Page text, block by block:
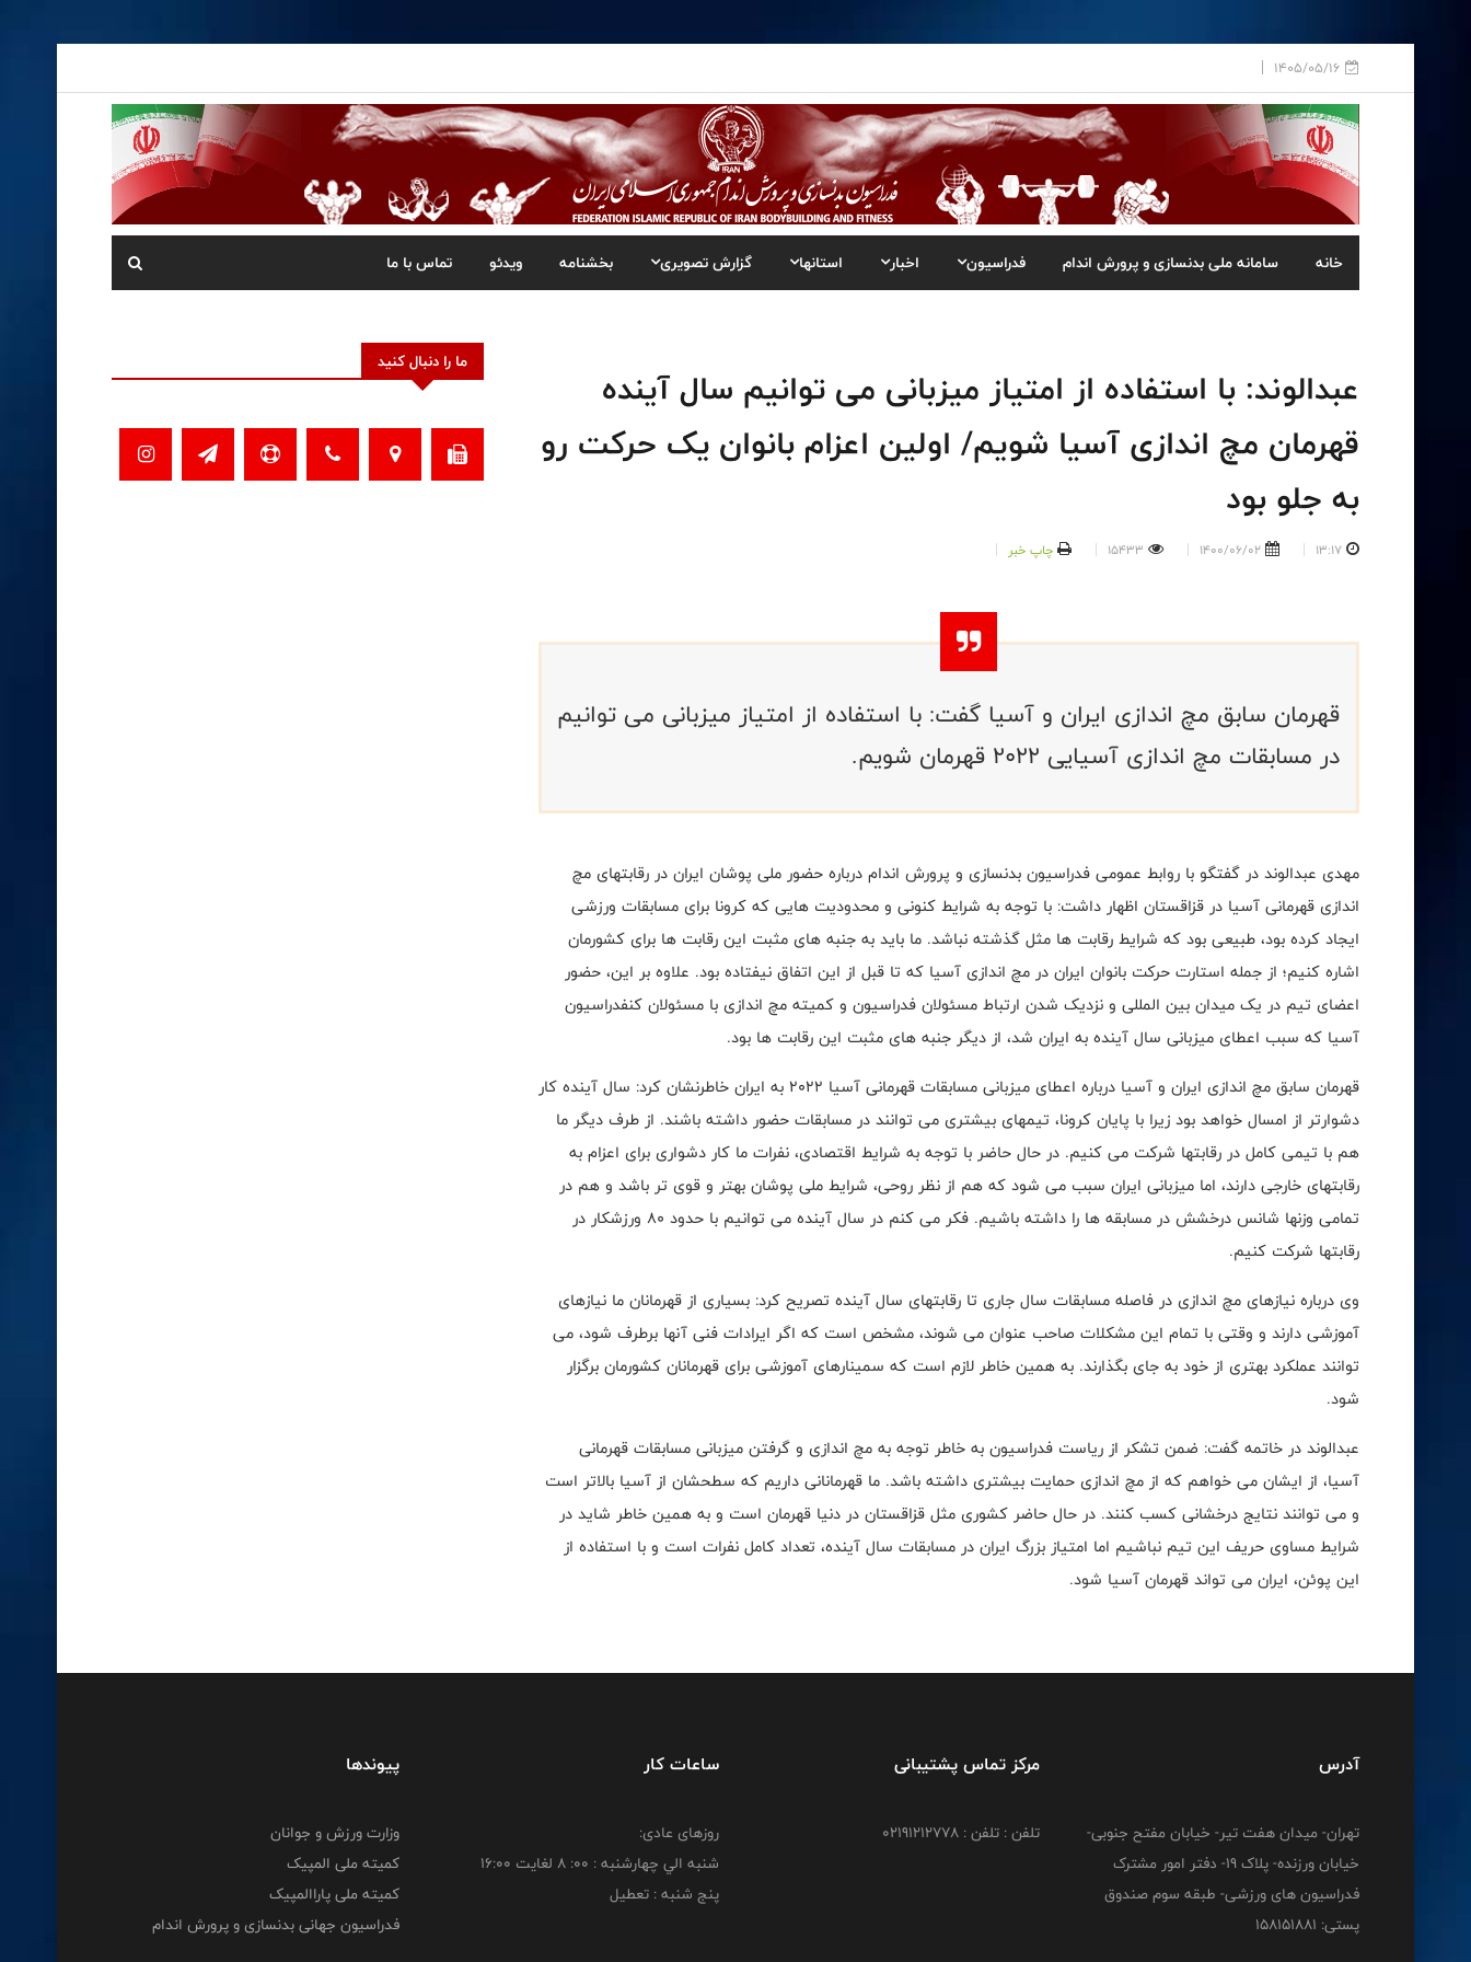
1405/05/16
خانه سامانه ملی بدنسازی و پرورش اندام فدراسیون اخبار استانها گزارش تصویری بخشنامه ویدئو تماس با ما
عبدالوند: با استفاده از امتیاز میزبانی می توانیم سال آینده
قهرمان مچ اندازی آسیا شویم/ اولین اعزام بانوان یک حرکت رو
به جلو بود
13:17
1400/06/02
15433 چاپ خبر
قهرمان سابق مچ اندازی ایران و آسیا گفت: با استفاده از امتیاز میزبانی می توانیم
در مسابقات مچ اندازی آسیایی 2022 قهرمان شویم.
مهدی عبدالوند در گفتگو با روابط عمومی فدراسیون بدنسازی و پرورش اندام درباره حضور ملی پوشان ایران در رقابتهای مچ
اندازی قهرمانی آسیا در قزاقستان اظهار داشت: با توجه به شرایط کنونی و محدودیت هایی که کرونا برای مسابقات ورزشی
ایجاد کرده بود، طبیعی بود که شرایط رقابت ها مثل گذشته نباشد. ما باید به جنبه های مثبت این رقابت ها برای کشورمان
اشاره کنیم؛ از جمله استارت حرکت بانوان ایران در مچ اندازی آسیا که تا قبل از این اتفاق نیفتاده بود. علاوه بر این، حضور
اعضای تیم در یک میدان بین المللی و نزدیک شدن ارتباط مسئولان فدراسیون و کمیته مچ اندازی با مسئولان کنفدراسیون
آسیا که سبب اعطای میزبانی سال آینده به ایران شد، از دیگر جنبه های مثبت این رقابت ها بود.
قهرمان سابق مچ اندازی ایران و آسیا درباره اعطای میزبانی مسابقات قهرمانی آسیا 2022 به ایران خاطرنشان کرد: سال آینده کار
دشوارتر از امسال خواهد بود زیرا با پایان کرونا، تیمهای بیشتری می توانند در مسابقات حضور داشته باشند. از طرف دیگر ما
هم با تیمی کامل در رقابتها شرکت می کنیم. در حال حاضر با توجه به شرایط اقتصادی، نفرات ما کار دشواری برای اعزام به
رقابتهای خارجی دارند، اما میزبانی ایران سبب می شود که هم از نظر روحی، شرایط ملی پوشان بهتر و قوی تر باشد و هم در
تمامی وزنها شانس درخشش در مسابقه ها را داشته باشیم. فکر می کنم در سال آینده می توانیم با حدود 80 ورزشکار در
رقابتها شرکت کنیم.
وی درباره نیازهای مچ اندازی در فاصله مسابقات سال جاری تا رقابتهای سال آینده تصریح کرد: بسیاری از قهرمانان ما نیازهای
آموزشی دارند و وقتی با تمام این مشکلات صاحب عنوان می شوند، مشخص است که اگر ایرادات فنی آنها برطرف شود، می
توانند عملکرد بهتری از خود به جای بگذارند. به همین خاطر لازم است که سمینارهای آموزشی برای قهرمانان کشورمان برگزار
شود.
عبدالوند در خاتمه گفت: ضمن تشکر از ریاست فدراسیون به خاطر توجه به مچ اندازی و گرفتن میزبانی مسابقات قهرمانی
آسیا، از ایشان می خواهم که از مچ اندازی حمایت بیشتری داشته باشد. ما قهرمانانی داریم که سطحشان از آسیا بالاتر است
و می توانند نتایج درخشانی کسب کنند. در حال حاضر کشوری مثل قزاقستان در دنیا قهرمان است و به همین خاطر شاید در
شرایط مساوی حریف این تیم نباشیم اما امتیاز بزرگ ایران در مسابقات سال آینده، تعداد کامل نفرات است و با استفاده از
این پوئن، ایران می تواند قهرمان آسیا شود.
ما را دنبال کنید
آدرس
تهران- میدان هفت تیر- خیابان مفتح جنوبی-
خیابان ورزنده- پلاک 19- دفتر امور مشترک
فدراسیون های ورزشی- طبقه سوم صندوق
پستی: 158151881
مرکز تماس پشتیبانی
تلفن : تلفن : 02191212778
ساعات کار
روزهای عادی:
شنبه الي چهارشنبه : 00: 8 لغايت 16:00
پنج شنبه : تعطیل
پیوندها
وزارت ورزش و جوانان
کمیته ملی المپیک
کمیته ملی پاراالمپیک
فدراسیون جهانی بدنسازی و پرورش اندام